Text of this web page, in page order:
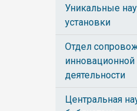
Уникальные
установки
Отдел
инновационной
деятельности
Центральная